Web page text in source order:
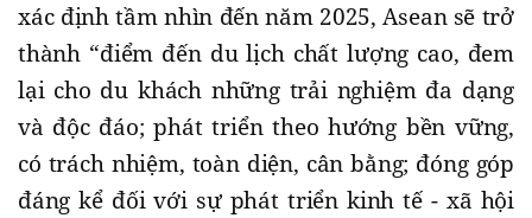
xác định tầm nhìn đến năm 2025, Asean sẽ trở
thành “điểm đến du lịch chất lượng cao, đem
lại cho du khách những trải nghiệm đa dạng
và độc đáo; phát triển theo hướng bền vững,
có trách nhiệm, toàn diện, cân bằng; đóng góp
đáng kể đối với sự phát triển kinh tế - xã hội